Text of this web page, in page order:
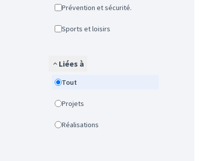
Prévention et sécurité.
Sports et loisirs
Liées à
Tout
Projets
Réalisations